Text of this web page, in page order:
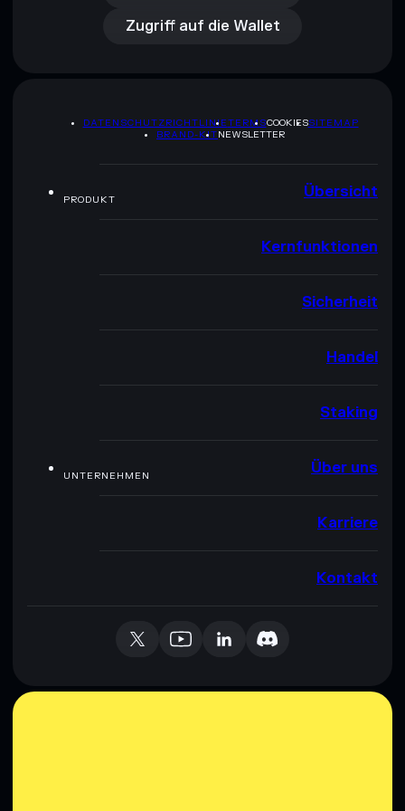
Zugriff auf die Wallet
DATENSCHUTZRICHTLINIETERMSCOOKIESSITEMAP
BRAND-KITNEWSLETTER
PRODUKT Übersicht
Kernfunktionen
Sicherheit
Handel
Staking
UNTERNEHMEN Über uns
Karriere
Kontakt